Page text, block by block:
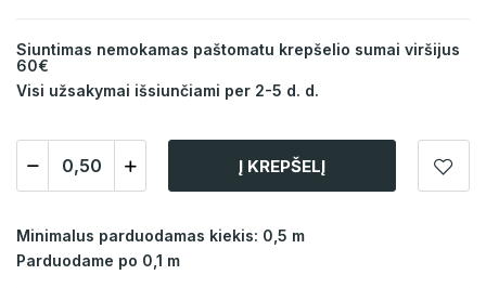
Siuntimas nemokamas paštomatu krepšelio sumai viršijus
60€
Visi užsakymai išsiunčiami per 2-5 d. d.
Į KREPŠELĮ
Minimalus parduodamas kiekis: 0,5 m
Parduodame po 0,1 m